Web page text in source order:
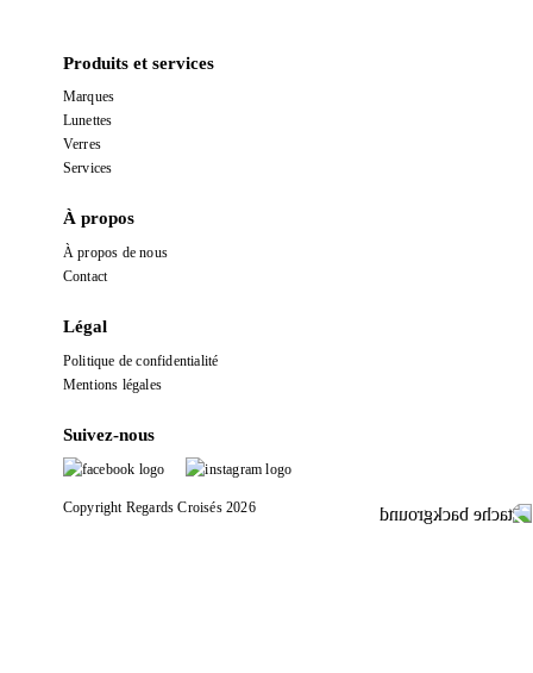
Produits et services
Marques
Lunettes
Verres
Services
À propos
À propos de nous
Contact
Légal
Politique de confidentialité
Mentions légales
Suivez-nous
Copyright Regards Croisés 2026